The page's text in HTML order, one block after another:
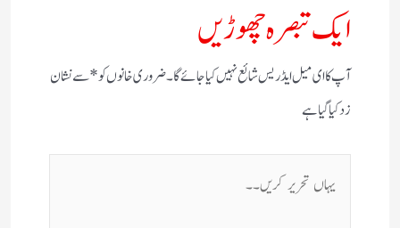
ایک تبصرہ چھوڑیں
آپ کا ای میل ایڈریس شائع نہیں کیا جائے گا۔ضروری خانوں کو*سے نشان
زد کیا گیا ہے
یہاں
تحریر